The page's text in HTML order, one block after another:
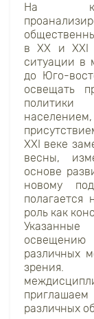
На
в ХХ и ХХI
ситуации в
до Юго-
освещать
политики
ХХI веке
весны,
основе
новому
роль как
освещению
различных
приглашаем
различных